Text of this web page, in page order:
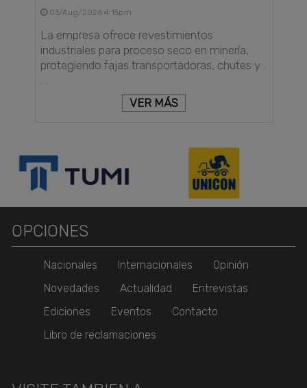
03/Aug/2026 4:15pm
La empresa ofrece revestimientos
industriales para proceso seco en minería,
protegiendo fajas transportadoras, chutes y .
VER MÁS
OPCIONES
Nacionales Internacionales
Opinión
Novedades
Actualidad
Entrevistas
Ediciones
Eventos
Contacto
Libro de reclamaciones